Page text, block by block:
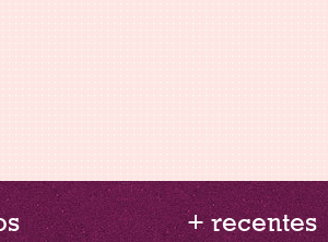
+ recentes